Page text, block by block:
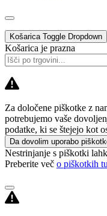
Košarica Toggle Dropdown
Košarica je prazna
Za določene piškotke z
potrebujemo vaše
podatke, ki se štejejo kot
Da dovolim uporabo
Nestrinjanje s piškotki
Preberite več o piškotkih